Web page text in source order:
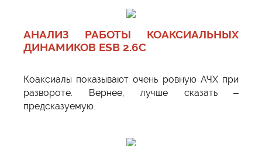
АНАЛИЗ РАБОТЫ КОАКСИАЛЬНЫХ
ДИНАМИКОВ ESB 2.6C
Коаксиалы показывают очень ровную АЧХ при
развороте. Вернее, лучше сказать –
предсказуемую.